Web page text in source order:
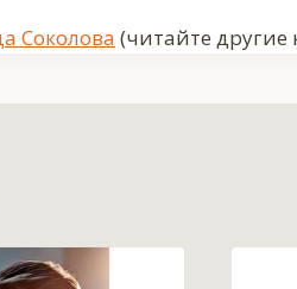
Соколова (читайте другие